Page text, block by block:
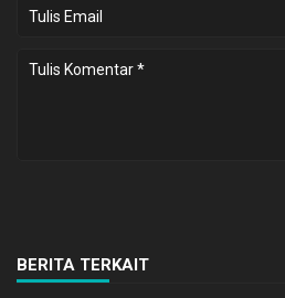
BERITA TERKAIT